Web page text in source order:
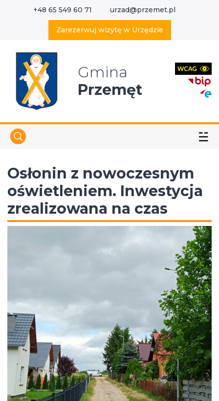
+48 65 549 60 71 urzad@przemet.pl
Zarezerwuj wizytę w Urzędzie
Gmina
Przemęt
☱
Osłonin z nowoczesnym
oświetleniem. Inwestycja
zrealizowana na czas
Wyszukaj w serwisie